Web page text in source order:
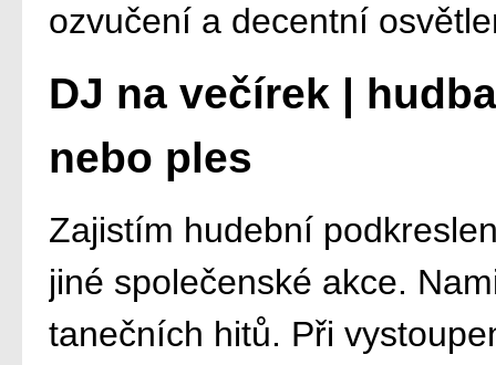
ozvučení a decentní
DJ na večírek |
nebo ples
Zajistím hudební
jiné společenské akce.
tanečních hitů. Při